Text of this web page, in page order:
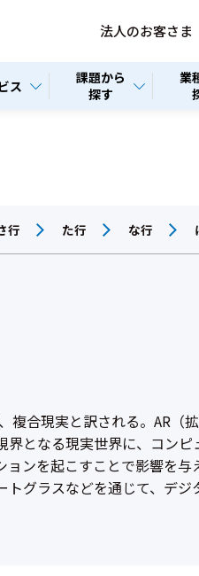
法人のお客さま
ス
課題から
探す
業
行 た行 な行
複合現実と訳される。AR（
界となる現実世界に、コン
ョンを起こすことで影響を
トグラスなどを通じて、デ